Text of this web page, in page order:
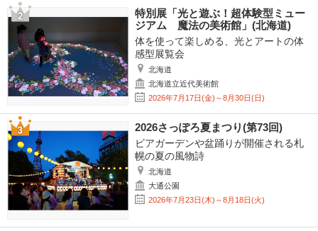
特別展「光と遊ぶ！超体験型ミュー
ジアム 魔法の美術館」(北海道)
体を使って楽しめる、光とアートの体
感型展覧会
北海道
北海道立近代美術館
2026年7月17日(金)～8月30日(日)
2026さっぽろ夏まつり(第73回)
ビアガーデンや盆踊りが開催される札
幌の夏の風物詩
北海道
大通公園
2026年7月23日(木)～8月18日(火)